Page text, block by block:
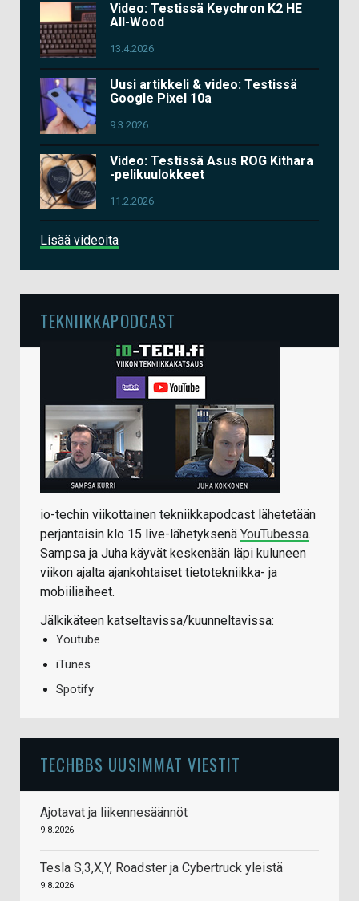
Video: Testissä Keychron K2 HE
All-Wood
13.4.2026
Uusi artikkeli & video: Testissä
Google Pixel 10a
9.3.2026
Video: Testissä Asus ROG Kithara
-pelikuulokkeet
11.2.2026
Lisää videoita
TEKNIIKKAPODCAST
io-techin viikottainen tekniikkapodcast lähetetään
perjantaisin klo 15 live-lähetyksenä YouTubessa.
Sampsa ja Juha käyvät keskenään läpi kuluneen
viikon ajalta ajankohtaiset tietotekniikka- ja
mobiiliaiheet.
Jälkikäteen katseltavissa/kuunneltavissa:
Youtube
iTunes
Spotify
TECHBBS UUSIMMAT VIESTIT
Ajotavat ja liikennesäännöt
9.8.2026
Tesla S,3,X,Y, Roadster ja Cybertruck yleistä
9.8.2026